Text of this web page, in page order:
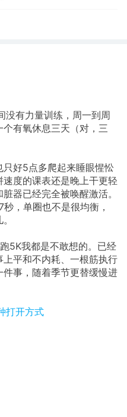
没有力量训练，周一到周
有氧休息三天（对，三
好5点多爬起来睡眼惺忪
度的课表还是晚上干更轻
器已经完全被唤醒激活。
，单圈也不是很均衡，
5K我都是不敢想的。已经
平和不内耗、一根筋执行
事，随着季节更替缓慢进
打开方式